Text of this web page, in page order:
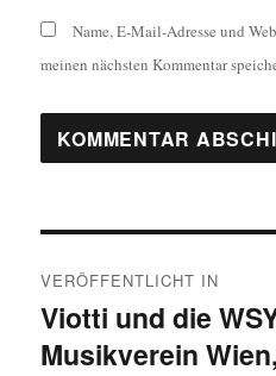
Name, E-Mail-Adresse und
meinen nächsten Kommentar
VERÖFFENTLICHT IN
Viotti und die
Musikverein